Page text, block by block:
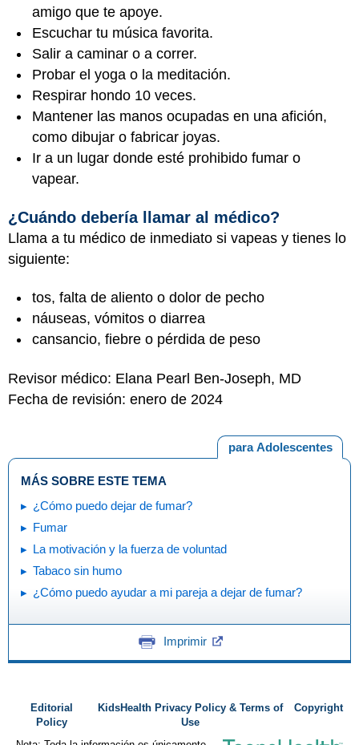
amigo que te apoye.
Escuchar tu música favorita.
Salir a caminar o a correr.
Probar el yoga o la meditación.
Respirar hondo 10 veces.
Mantener las manos ocupadas en una afición,
como dibujar o fabricar joyas.
Ir a un lugar donde esté prohibido fumar o
vapear.
¿Cuándo debería llamar al médico?
Llama a tu médico de inmediato si vapeas y tienes lo
siguiente:
tos, falta de aliento o dolor de pecho
náuseas, vómitos o diarrea
cansancio, fiebre o pérdida de peso
Revisor médico: Elana Pearl Ben-Joseph, MD
Fecha de revisión: enero de 2024
para Adolescentes
MÁS SOBRE ESTE TEMA
¿Cómo puedo dejar de fumar?
Fumar
La motivación y la fuerza de voluntad
Tabaco sin humo
¿Cómo puedo ayudar a mi pareja a dejar de fumar?
Imprimir
Editorial
Policy
KidsHealth Privacy Policy & Terms of
Use
Copyright